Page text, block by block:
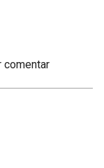
comentar